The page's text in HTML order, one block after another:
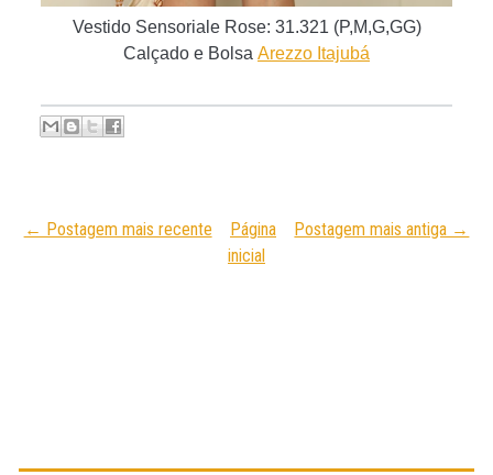
Vestido Sensoriale Rose: 31.321 (P,M,G,GG)
Calçado e Bolsa Arezzo Itajubá
← Postagem mais recente Postagem mais antiga →
Página
inicial